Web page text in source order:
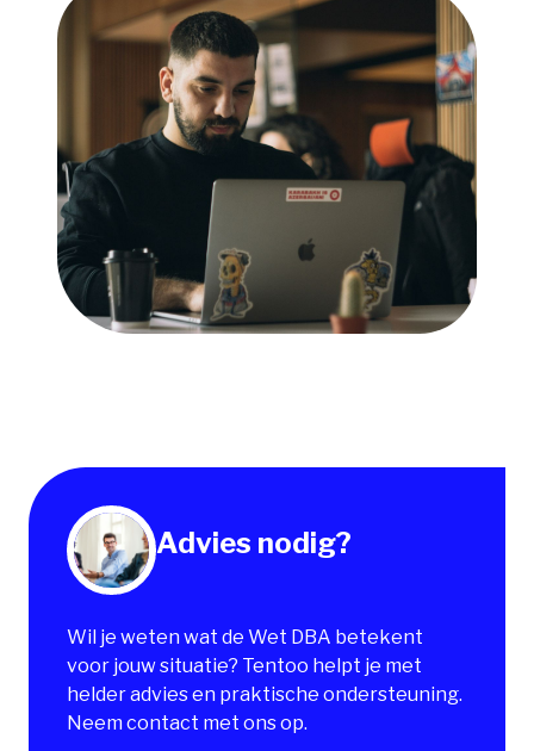
Advies nodig?
Wil je weten wat de Wet DBA betekent
voor jouw situatie? Tentoo helpt je met
helder advies en praktische ondersteuning.
Neem contact met ons op.